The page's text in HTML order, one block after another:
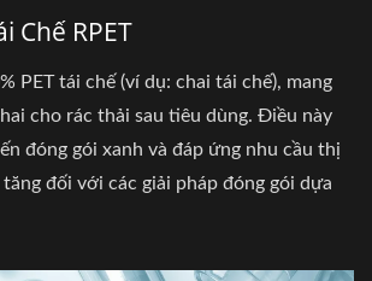
Chế RPET
PET tái chế (ví dụ: chai tái chế), mang
cho rác thải sau tiêu dùng. Điều này
đóng gói xanh và đáp ứng nhu cầu thị
đối với các giải pháp đóng gói dựa